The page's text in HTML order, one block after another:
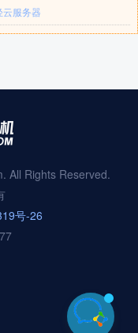
服务器
All Rights Reserved.
号-26